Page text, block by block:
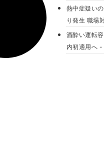
熱中症疑い
り発生 職場
酒酔い運転
内初適用へ